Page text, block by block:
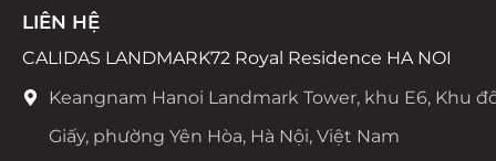
LIÊN HỆ
CALIDAS LANDMARK72 Royal Residence HA NOI
Keangnam Hanoi Landmark Tower, khu E6, Khu
Giấy, phường Yên Hòa, Hà Nội, Việt Nam